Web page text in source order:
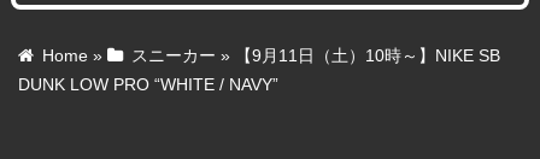
Home » スニーカー »
【9月11日（土）10時～】NIKE SB
DUNK LOW PRO “WHITE / NAVY”